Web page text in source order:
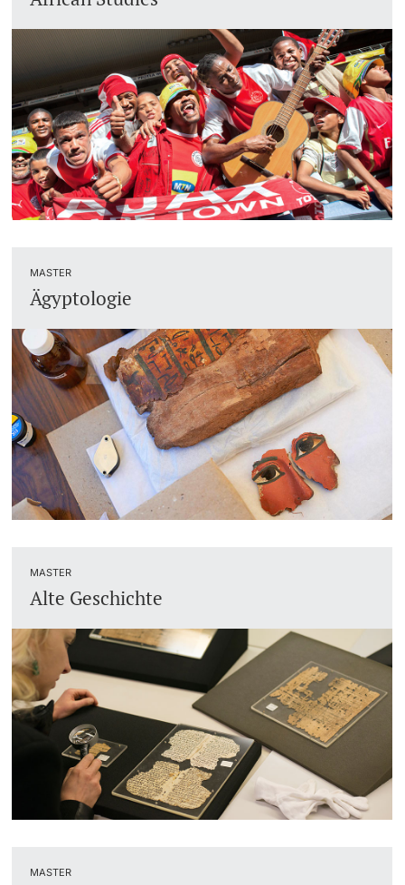
Dozierende
weitere Informationen
Termine & Fristen
Dokumente und Verifikation
«Start Smart»-Week
Mobilität
Campus Credits
Campus Stories
Hörerinnen/Hörer
Student Life
Beratung & Support
Studienfachberatung
Studienberatung
Soziales & Gesundheit
Militär- & Zivildienst
Inklusive Universität
Koordinationsstelle für Geflüchtete
Beratungswegweiser
MASTER
Ägyptologie
MASTER
Alte Geschichte
MASTER